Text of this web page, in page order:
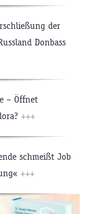
der
Donbass
– Öffnet
+++
schmeißt Job
+++